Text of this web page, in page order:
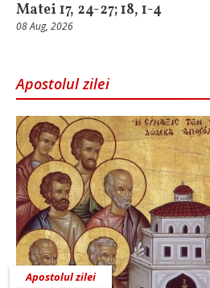
Matei 17, 24-27; 18, 1-4
08 Aug, 2026
Apostolul zilei
Apostolul zilei